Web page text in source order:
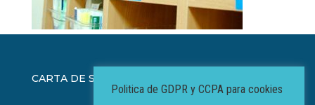
CARTA DE SERVEIS ICAD
Politica de GDPR y CCPA para cookies